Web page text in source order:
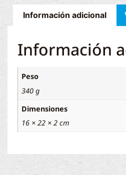
Información adicional
Información
Peso
340 g
Dimensiones
16 × 22 × 2 cm